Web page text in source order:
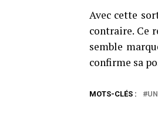
Avec cette
contraire. Ce
semble
confirme sa
MOTS-CLÉS :